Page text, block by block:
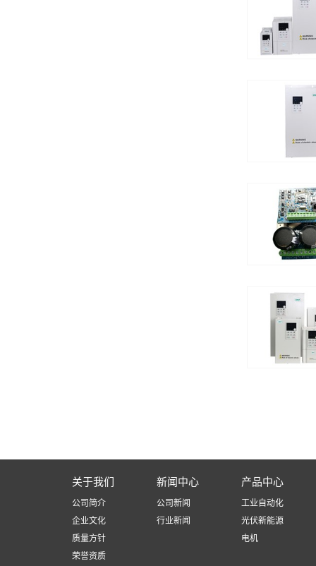
关于我们
公司简介
企业文化
质量方针
荣誉资质
新闻中心
公司新闻
行业新闻
产品中心
工业自动化
光伏新能源
电机